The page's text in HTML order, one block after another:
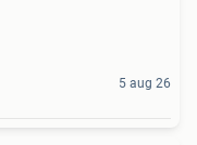
5 aug 26